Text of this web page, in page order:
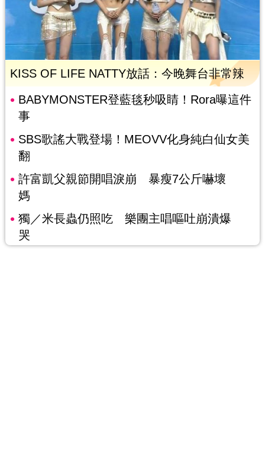
KISS OF LIFE NATTY放話：今晚舞台非常辣
BABYMONSTER登藍毯秒吸睛！Rora曝這件
事
SBS歌謠大戰登場！MEOVV化身純白仙女美
翻
許富凱父親節開唱淚崩 暴瘦7公斤嚇壞
媽
獨／米長蟲仍照吃 樂團主唱嘔吐崩潰爆
哭